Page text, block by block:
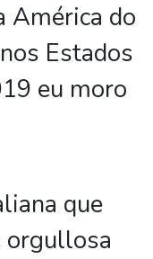
América do
Estados
eu moro
que
orgullosa